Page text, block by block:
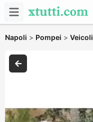
Napoli > Pompei > Veicoli